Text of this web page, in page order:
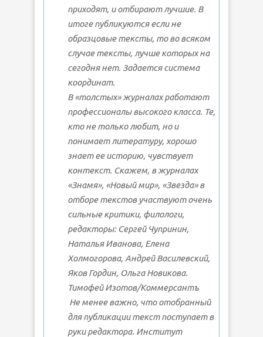
приходят, и отбирают лучшие. В
итоге публикуются если не
образцовые тексты, то во всяком
случае тексты, лучше которых на
сегодня нет. Задается система
координат.
В «толстых» журналах работают
профессионалы высокого класса. Те,
кто не только любит, но и
понимает литературу, хорошо
знает ее историю, чувствует
контекст. Скажем, в журналах
«Знамя», «Новый мир», «Звезда» в
отборе текстов участвуют очень
сильные критики, филологи,
редакторы: Сергей Чупринин,
Наталья Иванова, Елена
Холмогорова, Андрей Василевский,
Яков Гордин, Ольга Новикова.
Тимофей Изотов/Коммерсантъ
Не менее важно, что отобранный
для публикации текст поступает в
руки редактора. Институт